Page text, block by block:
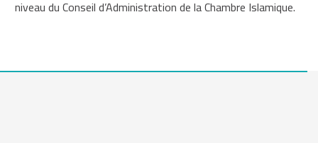
niveau du Conseil d’Administration de la Chambre Islamique.